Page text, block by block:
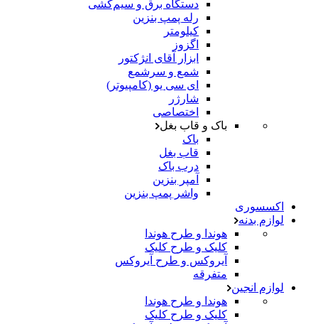
دستگاه برق و سیم‌کشی
رله پمپ بنزین
کیلومتر
اگزوز
ابزار آقای انژکتور
شمع و سرشمع
ای سی یو (کامپیوتر)
شارژر
اختصاصی
باک و قاب بغل
باک
قاب بغل
درب باک
آمپر بنزین
واشر پمپ بنزین
اکسسوری
لوازم بدنه
هوندا و طرح هوندا
کلیک و طرح کلیک
آیروکس و طرح آیروکس
متفرقه
لوازم انجین
هوندا و طرح هوندا
کلیک و طرح کلیک